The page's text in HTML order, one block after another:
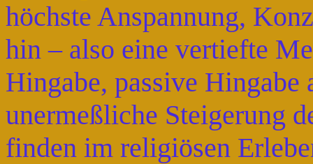
höchste Anspannung,
hin – also eine vertiefte
Hingabe, passive Hingabe
unermeßliche Steigerung
finden im religiösen